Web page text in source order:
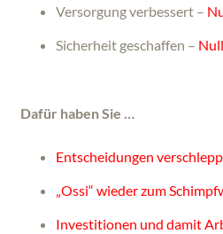
Versorgung verbessert –
Sicherheit geschaffen – Null
Dafür haben Sie …
Entscheidungen
„Ossi“ wieder zum
Investitionen und damit